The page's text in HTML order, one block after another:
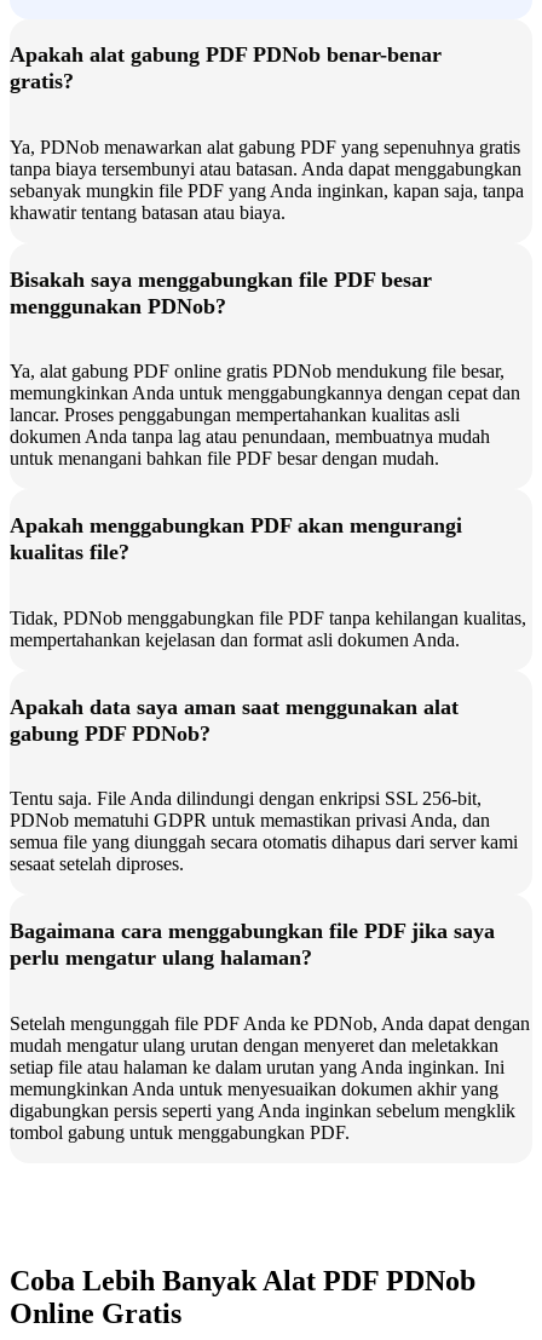
Apakah alat gabung PDF PDNob benar-benar
gratis?
Ya, PDNob menawarkan alat gabung PDF yang sepenuhnya gratis
tanpa biaya tersembunyi atau batasan. Anda dapat menggabungkan
sebanyak mungkin file PDF yang Anda inginkan, kapan saja, tanpa
khawatir tentang batasan atau biaya.
Bisakah saya menggabungkan file PDF besar
menggunakan PDNob?
Ya, alat gabung PDF online gratis PDNob mendukung file besar,
memungkinkan Anda untuk menggabungkannya dengan cepat dan
lancar. Proses penggabungan mempertahankan kualitas asli
dokumen Anda tanpa lag atau penundaan, membuatnya mudah
untuk menangani bahkan file PDF besar dengan mudah.
Apakah menggabungkan PDF akan mengurangi
kualitas file?
Tidak, PDNob menggabungkan file PDF tanpa kehilangan kualitas,
mempertahankan kejelasan dan format asli dokumen Anda.
Apakah data saya aman saat menggunakan alat
gabung PDF PDNob?
Tentu saja. File Anda dilindungi dengan enkripsi SSL 256-bit,
PDNob mematuhi GDPR untuk memastikan privasi Anda, dan
semua file yang diunggah secara otomatis dihapus dari server kami
sesaat setelah diproses.
Bagaimana cara menggabungkan file PDF jika saya
perlu mengatur ulang halaman?
Setelah mengunggah file PDF Anda ke PDNob, Anda dapat dengan
mudah mengatur ulang urutan dengan menyeret dan meletakkan
setiap file atau halaman ke dalam urutan yang Anda inginkan. Ini
memungkinkan Anda untuk menyesuaikan dokumen akhir yang
digabungkan persis seperti yang Anda inginkan sebelum mengklik
tombol gabung untuk menggabungkan PDF.
Coba Lebih Banyak Alat PDF PDNob
Online Gratis